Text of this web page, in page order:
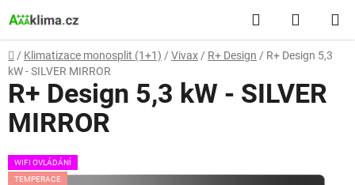
na
obsah
Hledat
KOŠÍK
Domů
/ Klimatizace monosplit (1+1) / Vivax / R+ Design / R+ Design 5,3
kW - SILVER MIRROR
R+ Design 5,3 kW - SILVER
MIRROR
WIFI OVLÁDÁNÍ
TEMPERACE